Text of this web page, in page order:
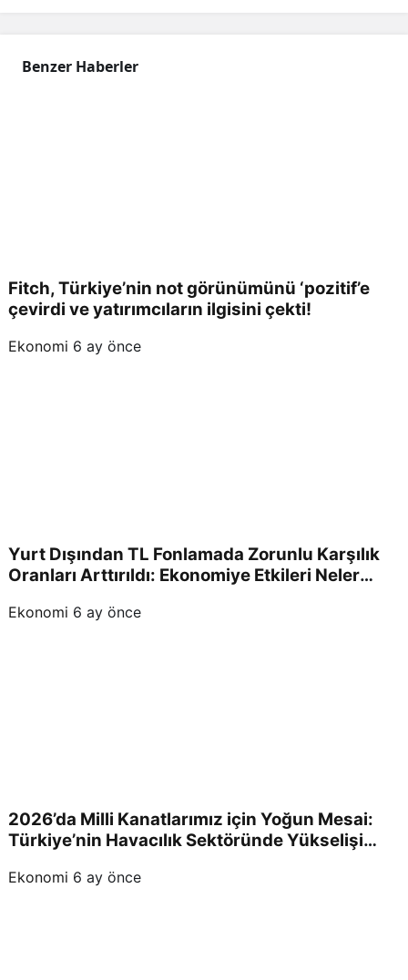
Benzer Haberler
Fitch, Türkiye’nin not görünümünü ‘pozitif’e
çevirdi ve yatırımcıların ilgisini çekti!
Ekonomi 6 ay önce
Yurt Dışından TL Fonlamada Zorunlu Karşılık
Oranları Arttırıldı: Ekonomiye Etkileri Neler
Ekonomi 6 ay önce
2026’da Milli Kanatlarımız için Yoğun Mesai:
Türkiye’nin Havacılık Sektöründe Yükselişi
Ekonomi 6 ay önce